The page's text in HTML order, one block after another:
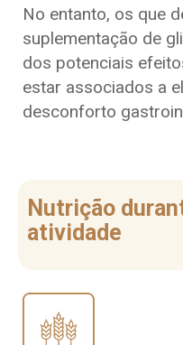
No entanto, os que
suplementação de
dos potenciais
estar associados a
desconforto
Nutrição
atividade